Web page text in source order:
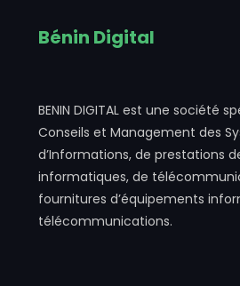
Bénin Digital
BENIN DIGITAL est une société
Conseils et Management des
d’Informations, de prestations
informatiques, de
fournitures d’équipements
télécommunications.